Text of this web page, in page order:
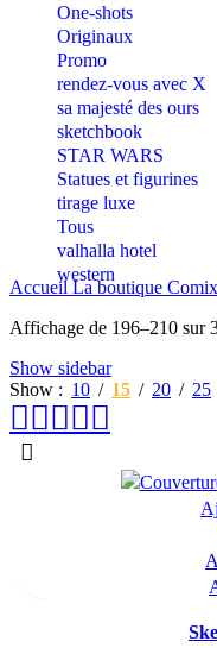
One-shots
Originaux
Promo
rendez-vous avec X
sa majesté des ours
sketchbook
STAR WARS
Statues et figurines
tirage luxe
Tous
valhalla hotel
western
Accueil La boutique
Affichage de 196–210 sur
Show sidebar
Show
10 15 20 25